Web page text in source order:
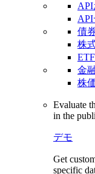
API
債
株
金
株
Evaluate
in the
デモ
Get
specific